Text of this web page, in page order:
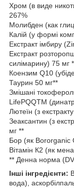
Хром (в виде
267%
Молибден (как
Калій (у формі
Екстракт імбиру
Екстракт
силімарину) 75 мг
Коензим Q10
Таурин 50 мг**
Змішані
LifePQQTM
Лютеїн (з
Зеаксантин (з
мг **
Бор (як Bororganic
Вітамін К2 (як
** Денна норма
Інші інгредієнти:
вода),